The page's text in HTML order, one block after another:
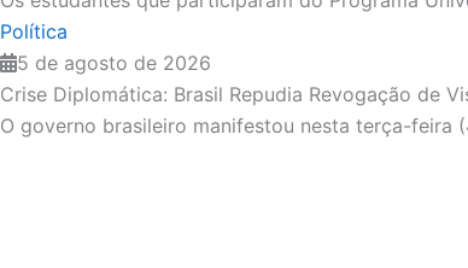
Política
5 de agosto de 2026
Crise Diplomática: Brasil Repudia Revogação de
O governo brasileiro manifestou nesta terça-feira